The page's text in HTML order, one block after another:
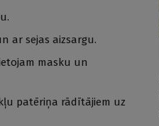
ar sejas aizsargu.
masku un
patēriņa rādītājiem uz